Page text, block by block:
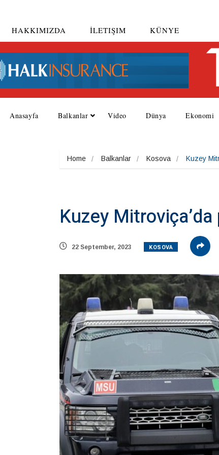
HAKKIMIZDA İLETIŞIM KÜNYE
Anasayfa Balkanlar Video Dünya Ekonomi
Home Balkanlar Kosova Kuzey
Kuzey
22 September, 2023 KOSOVA